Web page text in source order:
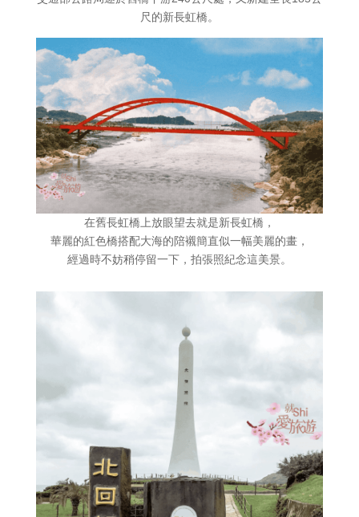
尺的新長虹橋。
在舊長虹橋上放眼望去就是新長虹橋，
華麗的紅色橋搭配大海的陪襯簡直似一幅美麗的畫，
經過時不妨稍停留一下，拍張照紀念這美景。